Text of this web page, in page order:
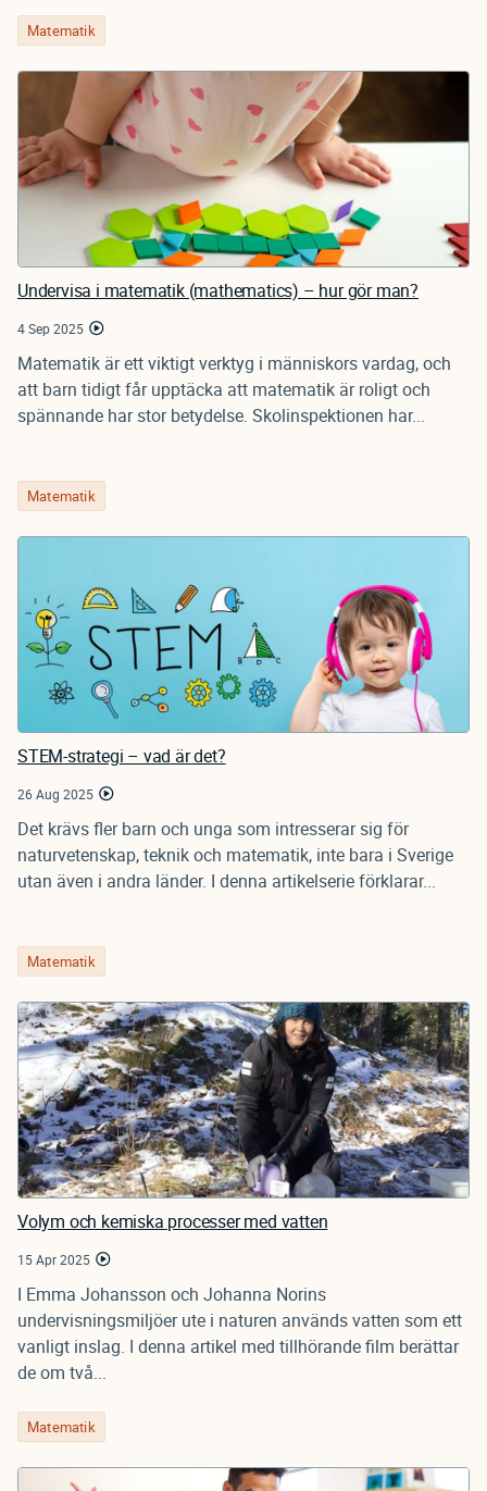
Matematik
Undervisa i matematik (mathematics) – hur gör man?
4 Sep 2025
Matematik är ett viktigt verktyg i människors vardag, och
att barn tidigt får upptäcka att matematik är roligt och
spännande har stor betydelse. Skolinspektionen har...
Matematik
STEM-strategi – vad är det?
26 Aug 2025
Det krävs fler barn och unga som intresserar sig för
naturvetenskap, teknik och matematik, inte bara i Sverige
utan även i andra länder. I denna artikelserie förklarar...
Matematik
Volym och kemiska processer med vatten
15 Apr 2025
I Emma Johansson och Johanna Norins
undervisningsmiljöer ute i naturen används vatten som ett
vanligt inslag. I denna artikel med tillhörande film berättar
de om två...
Matematik